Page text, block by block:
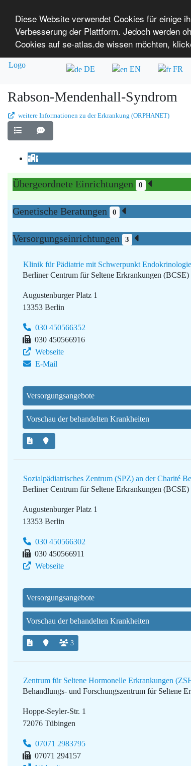
Diese Website verwendet Cookies für einige
Verbesserung der Plattform. Jedoch werden
Cookies auf se-atlas.de wissen möchten,
SE-ATLAS
Versorgungsatlas für
Überblick über Einrichtungen
DE EN FR
Rabson-Mendenhall-Syndrom
weitere Informationen zu der Erkrankung (ORPHANET)
Übergeordnete Einrichtungen 0
Genetische Beratungen 0
Versorgungseinrichtungen 3
Klinik für Pädiatrie mit Schwerpunkt
Berliner Centrum für Seltene Erkrankungen (BCSE)
Augustenburger Platz 1
13353 Berlin
030 450566352
030 450566916
Webseite
E-Mail
Versorgungsangebote
Vorschau der behandelten Krankheiten
Sozialpädiatrisches Zentrum (SPZ) an der Charité
Berliner Centrum für Seltene Erkrankungen (BCSE)
Augustenburger Platz 1
13353 Berlin
030 450566302
030 450566911
Webseite
Versorgungsangebote
Vorschau der behandelten Krankheiten
3
Zentrum für Seltene Hormonelle Erkrankungen
Behandlungs- und Forschungszentrum für Seltene
Hoppe-Seyler-Str. 1
72076 Tübingen
07071 2983795
07071 294157